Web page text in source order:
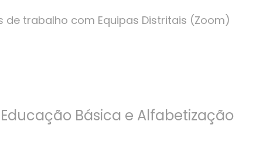
de trabalho com Equipas Distritais (Zoom)
Básica e Alfabetização